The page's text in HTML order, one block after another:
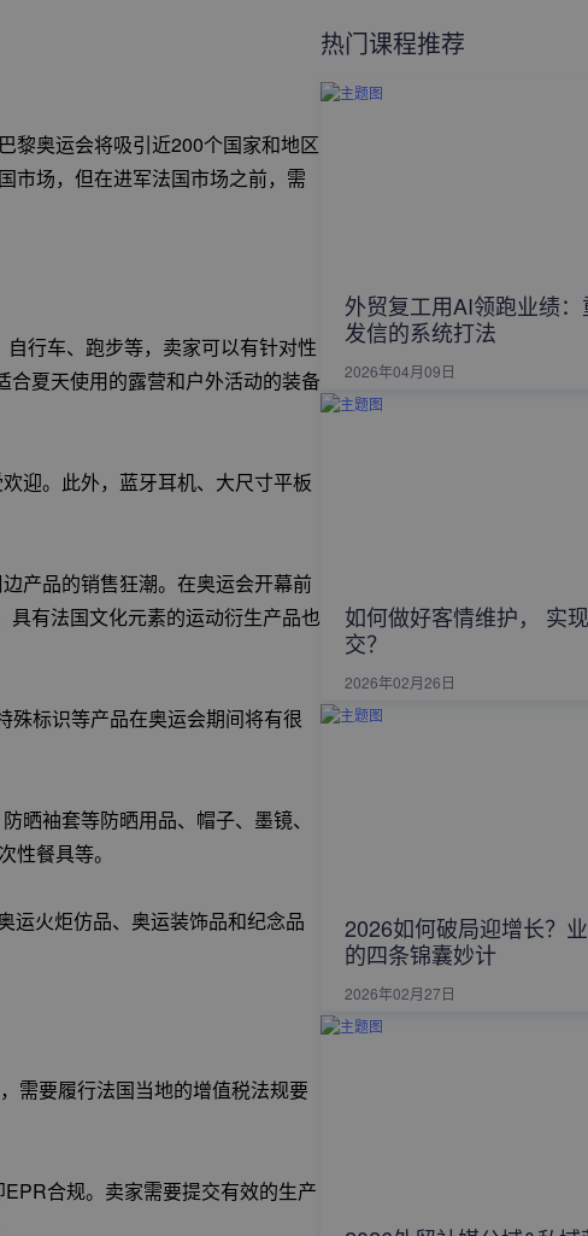
黎奥运会将吸引近200个国家和地区
市场，但在进军法国市场之前，需
行车、跑步等，卖家可以有针对性
合夏天使用的露营和户外活动的装备
迎。此外，蓝牙耳机、大尺寸平板
产品的销售狂潮。在奥运会开幕前
有法国文化元素的运动衍生产品也
殊标识等产品在奥运会期间将有很
晒袖套等防晒用品、帽子、墨镜、
餐具等。
运火炬仿品、奥运装饰品和纪念品
需要履行法国当地的增值税法规要
合规。卖家需要提交有效的生产
热门课程推荐
外贸复工用AI领跑业绩：
发信的系统打法
2026年04月09日
如何做好客情维护， 实
交？
2026年02月26日
2026如何破局迎增长？
的四条锦囊妙计
2026年02月27日